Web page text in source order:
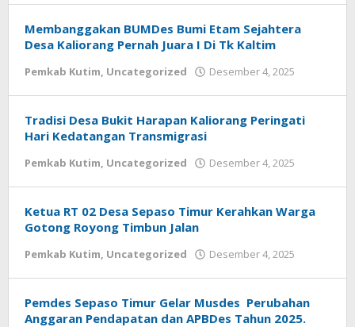
Membanggakan BUMDes Bumi Etam Sejahtera
Desa Kaliorang Pernah Juara I Di Tk Kaltim
Pemkab Kutim, Uncategorized Desember 4, 2025
Tradisi Desa Bukit Harapan Kaliorang Peringati
Hari Kedatangan Transmigrasi
Pemkab Kutim, Uncategorized Desember 4, 2025
Ketua RT 02 Desa Sepaso Timur Kerahkan Warga
Gotong Royong Timbun Jalan
Pemkab Kutim, Uncategorized Desember 4, 2025
Pemdes Sepaso Timur Gelar Musdes Perubahan
Anggaran Pendapatan dan APBDes Tahun 2025.